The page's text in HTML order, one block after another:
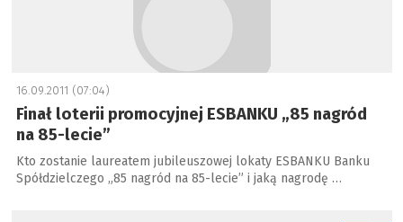
16.09.2011 (07:04)
Finał loterii promocyjnej ESBANKU „85 nagród
na 85-lecie”
Kto zostanie laureatem jubileuszowej lokaty ESBANKU Banku
Spółdzielczego „85 nagród na 85-lecie” i jaką nagrodę …